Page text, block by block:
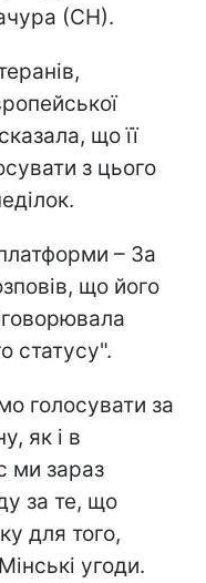
(СН).
що її
з цього
– За
що його
статусу".
голосувати за
як і в
ми зараз
за те, що
для того,
угоди.